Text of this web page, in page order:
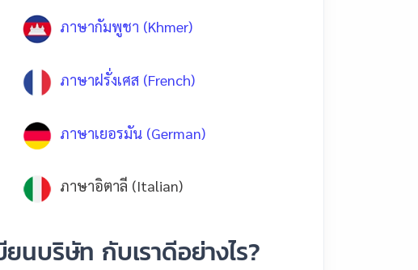
ภาษากัมพูชา (Khmer)
ภาษาฝรั่งเศส (French)
ภาษาเยอรมัน (German)
ภาษาอิตาลี (Italian)
นบริษัท กับเราดีอย่างไร?